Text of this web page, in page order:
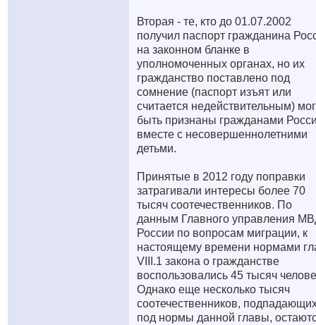
Вторая - те, кто до 01.07.2002
получил паспорт гражданина
на законном бланке в
уполномоченных органах, но их
гражданство поставлено под
сомнение (паспорт изъят или
считается недействительным)
быть признаны гражданами
вместе с несовершеннолетними
детьми.
Принятые в 2012 году поправки
затрагивали интересы более 70
тысяч соотечественников. По
данным Главного управления
России по вопросам миграции, к
настоящему времени нормами
VIII.1 закона о гражданстве
воспользовались 45 тысяч
Однако еще несколько тысяч
соотечественников,
под нормы данной главы,